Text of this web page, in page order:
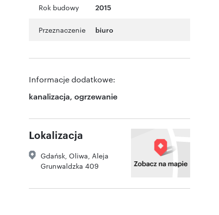
Rok budowy 2015
Przeznaczenie biuro
Informacje dodatkowe:
kanalizacja, ogrzewanie
Lokalizacja
Gdańsk Oliwa Aleja
Grunwaldzka 409